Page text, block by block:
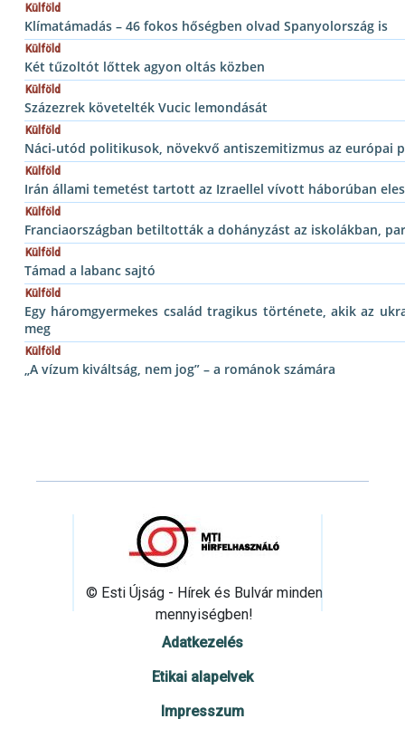
Külföld
Klímatámadás – 46 fokos hőségben olvad Spanyolország is
Külföld
Két tűzoltót lőttek agyon oltás közben
Külföld
Százezrek követelték Vucic lemondását
Külföld
Náci-utód politikusok, növekvő antiszemitizmus az európai
Külföld
Irán állami temetést tartott az Izraellel vívott háborúban
Külföld
Franciaországban betiltották a dohányzást az iskolákban,
Külföld
Támad a labanc sajtó
Külföld
Egy háromgyermekes család tragikus története, akik az
meg
Külföld
„A vízum kiváltság, nem jog” – a románok számára
© Esti Újság - Hírek és Bulvár minden
mennyiségben!
Adatkezelés
Etikai alapelvek
Impresszum